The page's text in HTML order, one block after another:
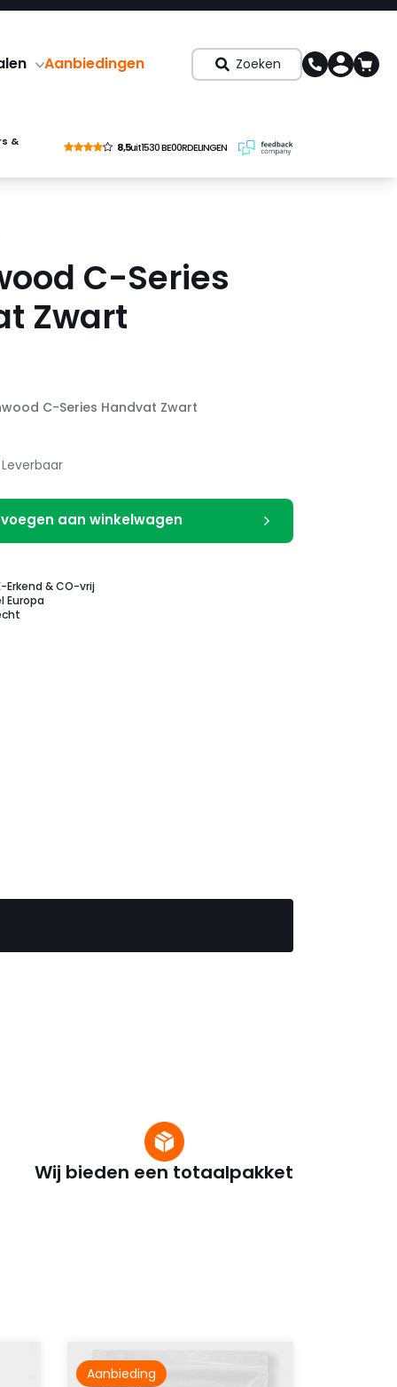
Aanbiedingen Zoeken
&
8,5uit1530 BE00RDELINGEN
C-Series
Zwart
C-Series Handvat Zwart
Leverbaar
aan winkelwagen
Erkend & CO-vrij
Europa
Wij bieden een totaalpakket
Aanbieding